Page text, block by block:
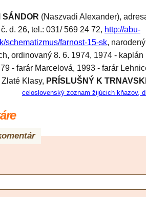
SÁNDOR (Naszvadi Alexander),
d. 26, tel.: 031/ 569 24 72, http://abu-
schematizmus/farnost-15-sk,
ordinovaný 8. 6. 1974, 1974 - kaplán
- farár Marcelová, 1993 - farár
Klasy, PRÍSLUŠNÝ K
celoslovenský zoznam žijúcich kňazov,